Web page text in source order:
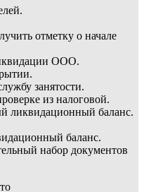
отметку о начале
ООО.
занятости.
из налоговой.
ликвидационный баланс.
баланс.
набор документов